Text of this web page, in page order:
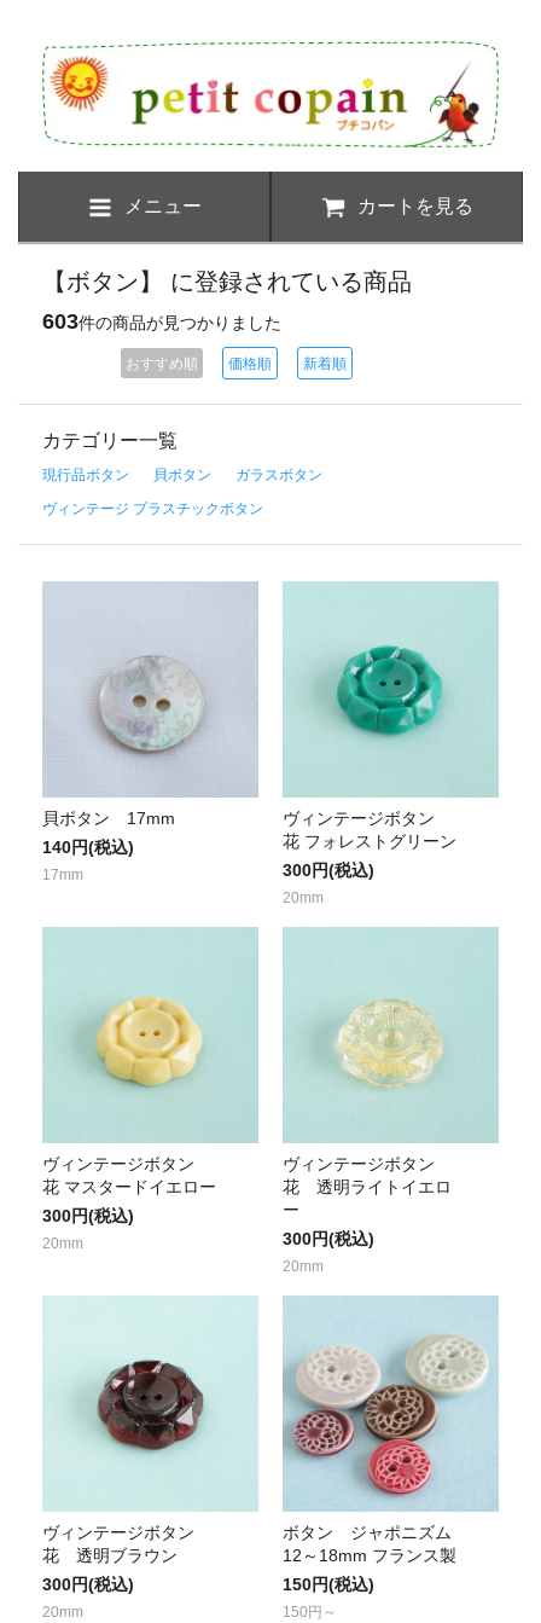
メニュー カートを見る
【ボタン】 に登録されている商品
603件の商品が見つかりました
おすすめ順 価格順 新着順
カテゴリー一覧
現行品ボタン 貝ボタン
ガラスボタン
ヴィンテージ プラスチックボタン
貝ボタン 17mm
140円(税込)
17mm
ヴィンテージボタン
花 フォレストグリーン
300円(税込)
20mm
ヴィンテージボタン
花 マスタードイエロー
300円(税込)
20mm
ヴィンテージボタン
花 透明ライトイエロ
ー
300円(税込)
20mm
ヴィンテージボタン
花 透明ブラウン
300円(税込)
20mm
ボタン ジャポニズム
12～18mm フランス製
150円(税込)
150円～